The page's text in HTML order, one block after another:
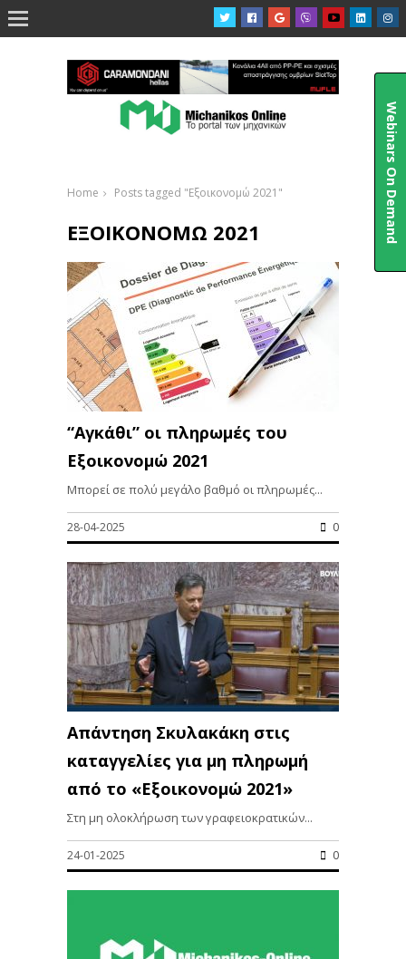

Home Posts tagged "Εξοικονομώ 2021"
ΕΞΟΙΚΟΝΟΜΏ 2021
“Αγκάθι” οι πληρωμές του
Εξοικονομώ 2021
Μπορεί σε πολύ μεγάλο βαθμό οι πληρωμές...
28-04-2025 0
Aπάντηση Σκυλακάκη στις
καταγγελίες για μη πληρωμή
από το «Εξοικονομώ 2021»
Στη μη ολοκλήρωση των γραφειοκρατικών...
24-01-2025 0
Webinars On Demand